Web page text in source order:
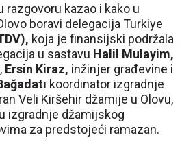
razgovoru kazao i kako u
boravi delegacija Turkiye
koja je finansijski podržala
u sastavu Halil Mulayim,
Ersin Kiraz, inžinjer građevine i
koordinator izgradnje
Veli Kiršehir džamije u Olovu,
izgradnje džamijskog
za predstojeći ramazan.